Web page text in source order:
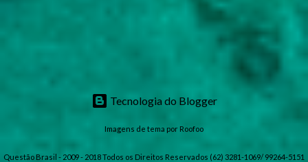
Tecnologia do Blogger
Imagens de tema por Roofoo
Questão Brasil - 2009 - 2018 Todos os Direitos Reservados (62) 3281-1069/ 99264-5151